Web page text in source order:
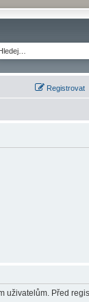
Registrovat
uživatelům. Před